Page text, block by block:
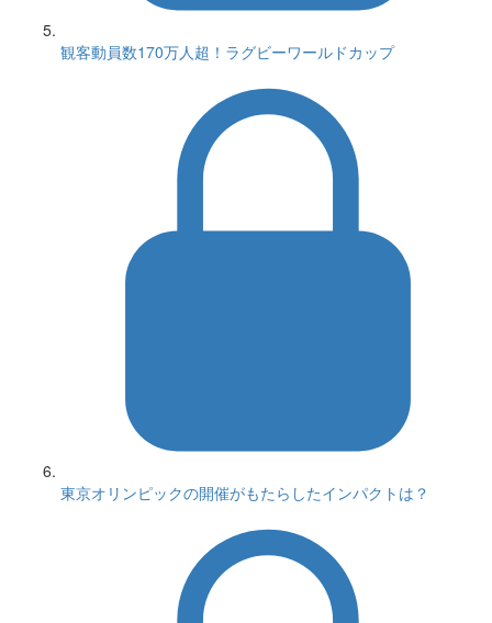
観客動員数170万人超！ラグビーワールドカップ
東京オリンピックの開催がもたらしたインパクトは？